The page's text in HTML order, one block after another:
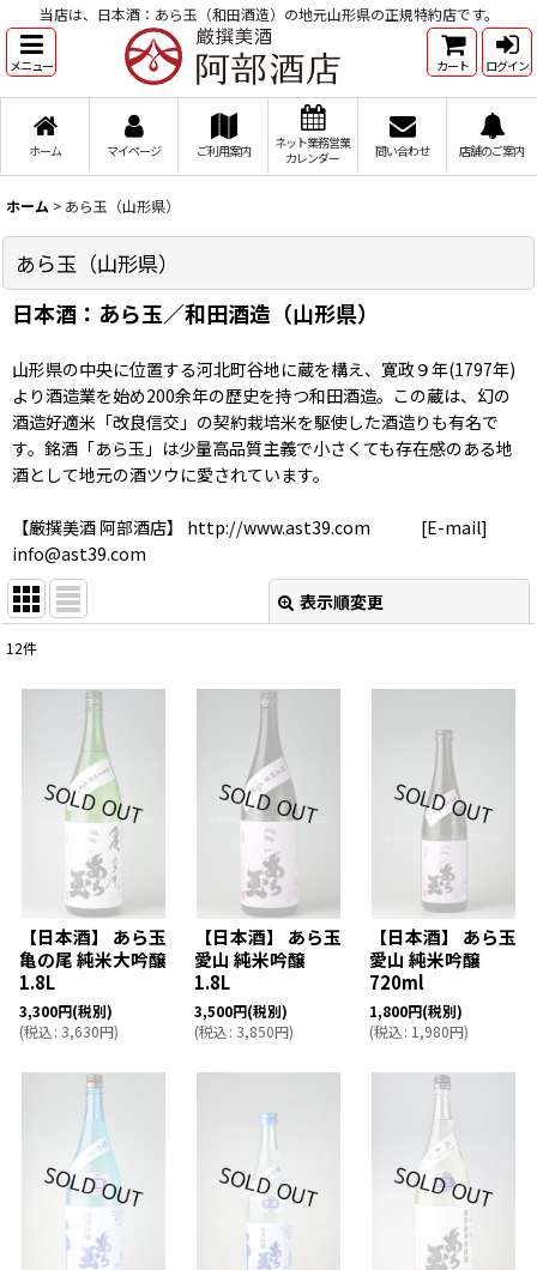
当店は、日本酒：あら玉（和田酒造）の地元山形県の正規特約店です。
メニュー カート ログイン
ホーム マイページ ご利用案内
ネット業務営業
カレンダー
問い合わせ 店舗のご案内
ホーム > あら玉（山形県）
あら玉（山形県）
日本酒：あら玉／和田酒造（山形県）
山形県の中央に位置する河北町谷地に蔵を構え、寛政９年(1797年)
より酒造業を始め200余年の歴史を持つ和田酒造。この蔵は、幻の
酒造好適米「改良信交」の契約栽培米を駆使した酒造りも有名で
す。銘酒「あら玉」は少量高品質主義で小さくても存在感のある地
酒として地元の酒ツウに愛されています。
【厳撰美酒 阿部酒店】 http://www.ast39.com [E-mail]
info@ast39.com
表示順変更
在庫あり
並び順:
絞り込む
12件
【日本酒】 あら玉
亀の尾 純米大吟醸
1.8L
3,300円(税別)
(税込: 3,630円)
【日本酒】 あら玉
愛山 純米吟醸
1.8L
3,500円(税別)
(税込: 3,850円)
【日本酒】 あら玉
愛山 純米吟醸
720ml
1,800円(税別)
(税込: 1,980円)